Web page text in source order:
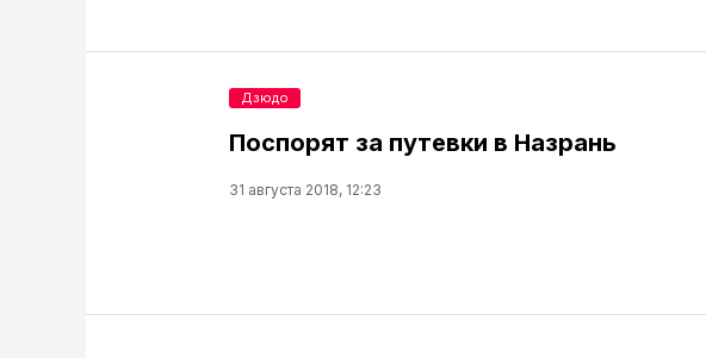
Поспорят за путевки в Назрань
31 августа 2018, 12:23
Дзюдо